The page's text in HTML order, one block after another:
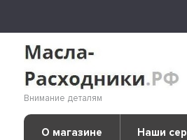
Внимание деталям
О магазине Наши